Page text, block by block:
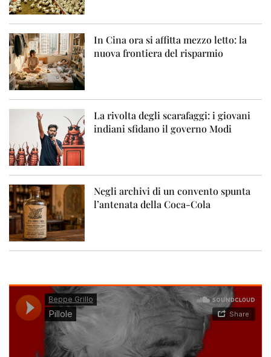
In Cina ora si affitta mezzo letto: la
nuova frontiera del risparmio
La rivolta degli scarafaggi: i giovani
indiani sfidano il governo Modi
Negli archivi di un convento spunta
l’antenata della Coca-Cola